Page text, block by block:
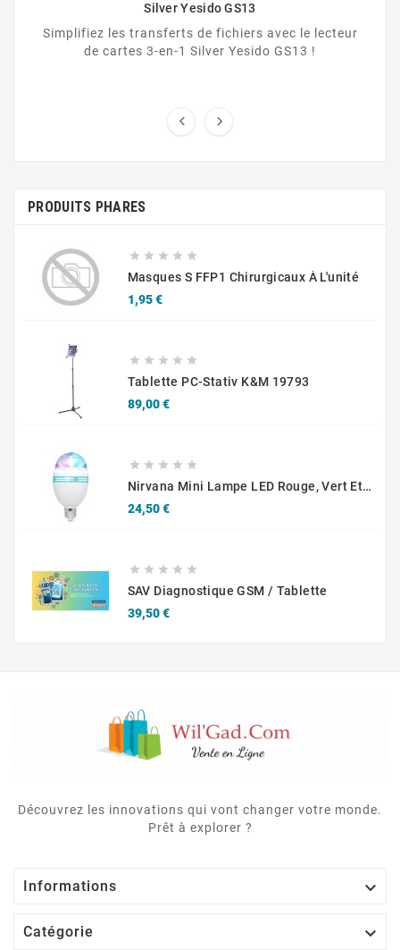
Silver Yesido GS13
Simplifiez les transferts de fichiers avec le lecteur
de cartes 3-en-1 Silver Yesido GS13 !
 
PRODUITS PHARES
    
Masques S FFP1 Chirurgicaux À L'unité
1,95 €Prix
    
Tablette PC-Stativ K&M 19793
89,00 €Prix
    
Nirvana Mini Lampe LED Rouge, Vert Et Bleu, 3W, Auto 3 LEDs Avec Effet Rotatif
24,50 €Prix
    
SAV Diagnostique GSM / Tablette
39,50 €Prix
Découvrez les innovations qui vont changer votre monde.
Prêt à explorer ?
Informations 
Catégorie 